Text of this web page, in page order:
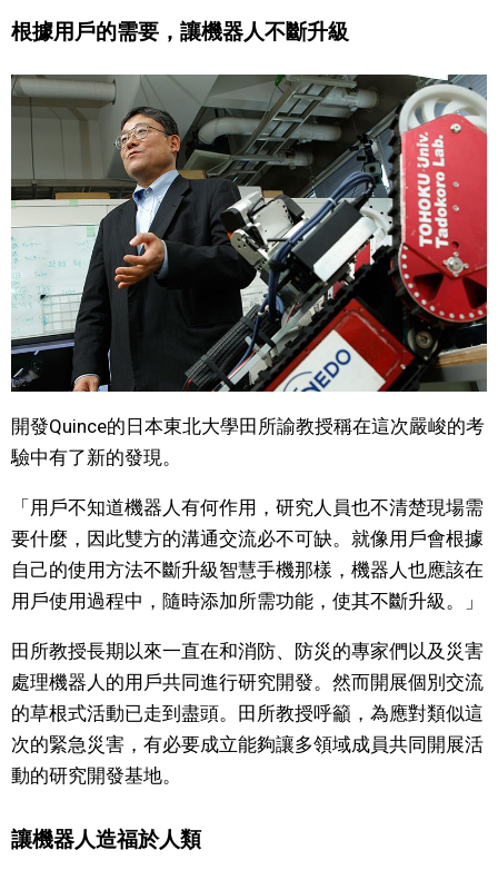
根據用戶的需要，讓機器人不斷升級
開發Quince的日本東北大學田所諭教授稱在這次嚴峻的考
驗中有了新的發現。
「用戶不知道機器人有何作用，研究人員也不清楚現場需
要什麼，因此雙方的溝通交流必不可缺。就像用戶會根據
自己的使用方法不斷升級智慧手機那樣，機器人也應該在
用戶使用過程中，隨時添加所需功能，使其不斷升級。」
田所教授長期以來一直在和消防、防災的專家們以及災害
處理機器人的用戶共同進行研究開發。然而開展個別交流
的草根式活動已走到盡頭。田所教授呼籲，為應對類似這
次的緊急災害，有必要成立能夠讓多領域成員共同開展活
動的研究開發基地。
讓機器人造福於人類